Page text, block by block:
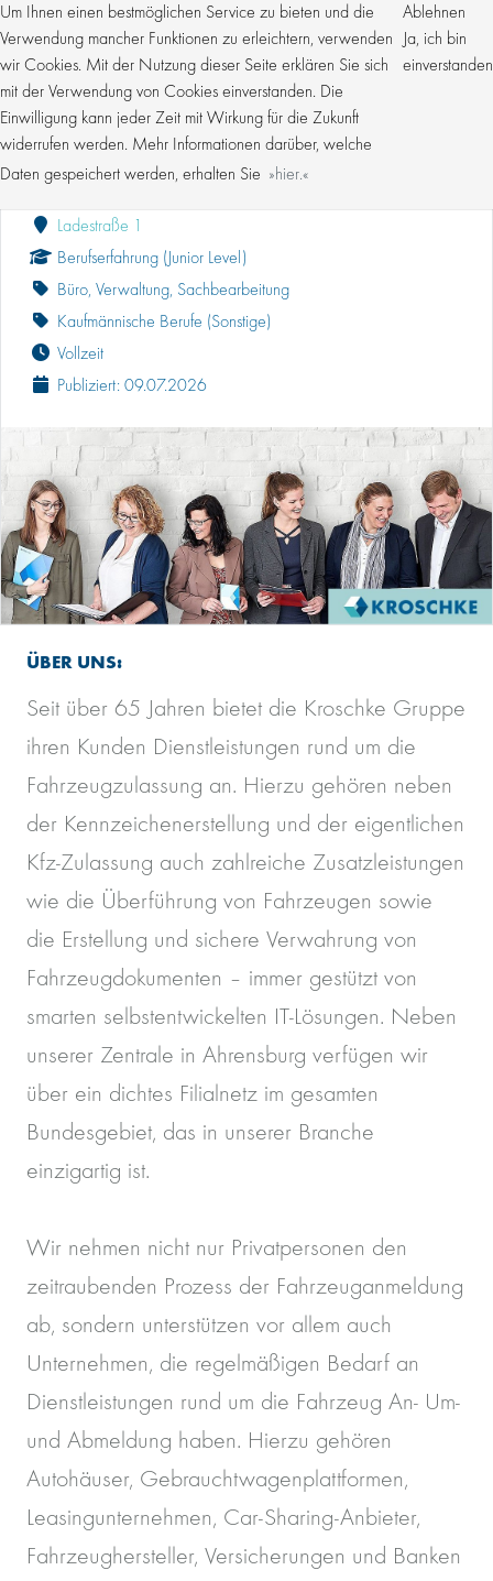
Um Ihnen einen bestmöglichen Service zu bieten und die
Verwendung mancher Funktionen zu erleichtern, verwenden
wir Cookies. Mit der Nutzung dieser Seite erklären Sie sich
mit der Verwendung von Cookies einverstanden. Die
Einwilligung kann jeder Zeit mit Wirkung für die Zukunft
widerrufen werden. Mehr Informationen darüber, welche
Daten gespeichert werden, erhalten Sie
hier.
Ablehnen
Ja, ich bin
einverstanden
KAUFMÄNNISCHER MITARBEITER (M/W/D)
DOKUMENTENMANAGEMENT
Ladestraße 1
Berufserfahrung (Junior Level)
Büro, Verwaltung, Sachbearbeitung
Kaufmännische Berufe (Sonstige)
Vollzeit
Publiziert: 09.07.2026
ÜBER UNS:
Seit über 65 Jahren bietet die Kroschke Gruppe
ihren Kunden Dienstleistungen rund um die
Fahrzeugzulassung an. Hierzu gehören neben
der Kennzeichenerstellung und der eigentlichen
Kfz-Zulassung auch zahlreiche Zusatzleistungen
wie die Überführung von Fahrzeugen sowie
die Erstellung und sichere Verwahrung von
Fahrzeugdokumenten – immer gestützt von
smarten selbstentwickelten IT-Lösungen. Neben
unserer Zentrale in Ahrensburg verfügen wir
über ein dichtes Filialnetz im gesamten
Bundesgebiet, das in unserer Branche
einzigartig ist.
Wir nehmen nicht nur Privatpersonen den
zeitraubenden Prozess der Fahrzeuganmeldung
ab, sondern unterstützen vor allem auch
Unternehmen, die regelmäßigen Bedarf an
Dienstleistungen rund um die Fahrzeug An- Um-
und Abmeldung haben. Hierzu gehören
Autohäuser, Gebrauchtwagenplattformen,
Leasingunternehmen, Car-Sharing-Anbieter,
Fahrzeughersteller, Versicherungen und Banken